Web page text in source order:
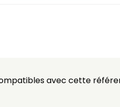
avec cette